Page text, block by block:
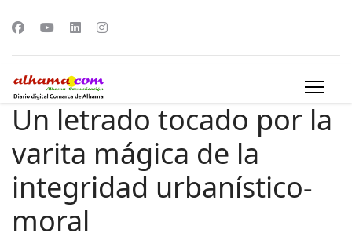
Un letrado tocado por la
varita mágica de la
integridad urbanístico-
moral